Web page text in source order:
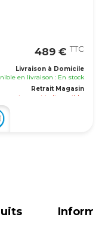
489 € TTC
Livraison à Domicile
en livraison : En stock
Retrait Magasin
indisponible.